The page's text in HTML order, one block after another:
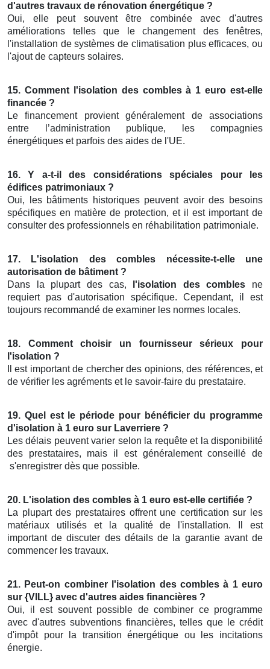
d'autres travaux de rénovation énergétique ?
Oui, elle peut souvent être combinée avec d'autres
améliorations telles que le changement des fenêtres,
l'installation de systèmes de climatisation plus efficaces, ou
l'ajout de capteurs solaires.
15. Comment l'isolation des combles à 1 euro est-elle
financée ?
Le financement provient généralement de associations
entre l’administration publique, les compagnies
énergétiques et parfois des aides de l'UE.
16. Y a-t-il des considérations spéciales pour les
édifices patrimoniaux ?
Oui, les bâtiments historiques peuvent avoir des besoins
spécifiques en matière de protection, et il est important de
consulter des professionnels en réhabilitation patrimoniale.
17. L'isolation des combles nécessite-t-elle une
autorisation de bâtiment ?
Dans la plupart des cas,
l'isolation des combles ne
requiert pas d'autorisation spécifique. Cependant, il est
toujours recommandé de examiner les normes locales.
18. Comment choisir un fournisseur sérieux pour
l'isolation ?
Il est important de chercher des opinions, des références, et
de vérifier les agréments et le savoir-faire du prestataire.
19. Quel est le période pour bénéficier du programme
d'isolation à 1 euro sur Laverriere ?
Les délais peuvent varier selon la requête et la disponibilité
des prestataires, mais il est généralement conseillé de
s'enregistrer dès que possible.
20. L'isolation des combles à 1 euro est-elle certifiée ?
La plupart des prestataires offrent une certification sur les
matériaux utilisés et la qualité de l'installation. Il est
important de discuter des détails de la garantie avant de
commencer les travaux.
21. Peut-on combiner l'isolation des combles à 1 euro
sur {VILL} avec d'autres aides financières ?
Oui, il est souvent possible de combiner ce programme
avec d'autres subventions financières, telles que le crédit
d'impôt pour la transition énergétique ou les incitations
énergie.